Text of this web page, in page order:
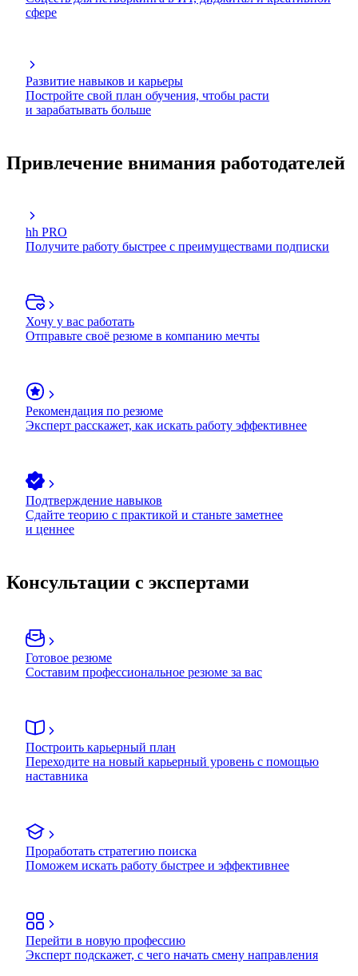
сфере
Развитие навыков и карьеры
Постройте свой план обучения, чтобы расти
и зарабатывать больше
Привлечение внимания работодателей
hh PRO
Получите работу быстрее с преимуществами подписки
Хочу у вас работать
Отправьте своё резюме в компанию мечты
Рекомендация по резюме
Эксперт расскажет, как искать работу эффективнее
Подтверждение навыков
Сдайте теорию с практикой и станьте заметнее
и ценнее
Консультации с экспертами
Готовое резюме
Составим профессиональное резюме за вас
Построить карьерный план
Переходите на новый карьерный уровень с помощью
наставника
Проработать стратегию поиска
Поможем искать работу быстрее и эффективнее
Перейти в новую профессию
Эксперт подскажет, с чего начать смену направления